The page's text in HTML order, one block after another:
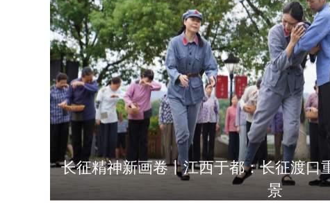
长征精神新画卷丨江西于都：长征渡口
景